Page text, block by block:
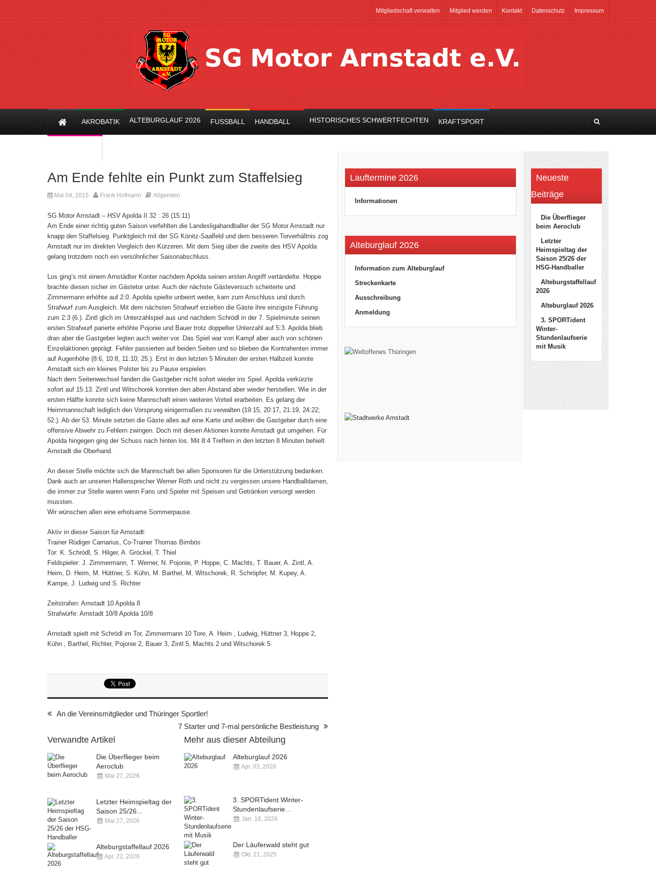
Mitgliedschaft verwalten Mitglied werden Kontakt Datenschutz Impressum
AKROBATIK ALTEBURGLAUF 2026 FUSSBALL HANDBALL HISTORISCHES SCHWERTFECHTEN KRAFTSPORT
Am Ende fehlte ein Punkt zum Staffelsieg
Mai 04, 2015 Frank Hofmann Allgemein
SG Motor Arnstadt – HSV Apolda II 32 : 26 (15:11)
Am Ende einer richtig guten Saison verfehlten die Landesligahandballer der SG Motor Arnstadt nur
knapp den Staffelsieg. Punktgleich mit der SG Könitz-Saalfeld und dem besseren Torverhältnis zog
Arnstadt nur im direkten Vergleich den Kürzeren. Mit dem Sieg über die zweite des HSV Apolda
gelang trotzdem noch ein versöhnlicher Saisonabschluss.
Los ging’s mit einem Arnstädter Konter nachdem Apolda seinen ersten Angriff vertändelte. Hoppe
brachte diesen sicher im Gästetor unter. Auch der nächste Gästeversuch scheiterte und
Zimmermann erhöhte auf 2:0. Apolda spielte unbeirrt weiter, kam zum Anschluss und durch
Strafwurf zum Ausgleich. Mit dem nächsten Strafwurf erzielten die Gäste ihre einzigste Führung
zum 2:3 (6.). Zintl glich im Unterzahlspiel aus und nachdem Schrödl in der 7. Spielminute seinen
ersten Strafwurf parierte erhöhte Pojonie und Bauer trotz doppelter Unterzahl auf 5:3. Apolda blieb
dran aber die Gastgeber legten auch weiter vor. Das Spiel war von Kampf aber auch von schönen
Einzelaktionen geprägt. Fehler passierten auf beiden Seiten und so blieben die Kontrahenten immer
auf Augenhöhe (8:6, 10:8, 11:10; 25.). Erst in den letzten 5 Minuten der ersten Halbzeit konnte
Arnstadt sich ein kleines Polster bis zu Pause erspielen.
Nach dem Seitenwechsel fanden die Gastgeber nicht sofort wieder ins Spiel. Apolda verkürzte
sofort auf 15:13. Zintl und Witschorek konnten den alten Abstand aber wieder herstellen. Wie in der
ersten Hälfte konnte sich keine Mannschaft einen weiteren Vorteil erarbeiten. Es gelang der
Heimmannschaft lediglich den Vorsprung einigermaßen zu verwalten (19:15, 20:17, 21:19, 24:22;
52.). Ab der 53. Minute setzten die Gäste alles auf eine Karte und wollten die Gastgeber durch eine
offensive Abwehr zu Fehlern zwingen. Doch mit diesen Aktionen konnte Arnstadt gut umgehen. Für
Apolda hingegen ging der Schuss nach hinten los. Mit 8:4 Treffern in den letzten 8 Minuten behielt
Arnstadt die Oberhand.
An dieser Stelle möchte sich die Mannschaft bei allen Sponsoren für die Unterstützung bedanken.
Dank auch an unseren Hallensprecher Werner Roth und nicht zu vergessen unsere Handballdamen,
die immer zur Stelle waren wenn Fans und Spieler mit Speisen und Getränken versorgt werden
mussten.
Wir wünschen allen eine erholsame Sommerpause.
Aktiv in dieser Saison für Arnstadt:
Trainer Rüdiger Carnarius, Co-Trainer Thomas Bimbös
Tor: K. Schrödl, S. Hilger, A. Gröckel, T. Thiel
Feldspieler: J. Zimmermann, T. Werner, N. Pojonie, P. Hoppe, C. Machts, T. Bauer, A. Zintl, A.
Heim, D. Heim, M. Hüttner, S. Kühn, M. Barthel, M. Witschorek, R. Schröpfer, M. Kupey, A.
Kampe, J. Ludwig und S. Richter
Zeitstrafen: Arnstadt 10 Apolda 8
Strafwürfe: Arnstadt 10/8 Apolda 10/8
Arnstadt spielt mit Schrödl im Tor, Zimmermann 10 Tore, A. Heim , Ludwig, Hüttner 3, Hoppe 2,
Kühn , Barthel, Richter, Pojonie 2, Bauer 3, Zintl 5, Machts 2 und Witschorek 5
An die Vereinsmitglieder und Thüringer Sportler!
7 Starter und 7-mal persönliche Bestleistung
Verwandte Artikel
Die Überflieger beim
Aeroclub
Mai 27, 2026
Letzter Heimspieltag der
Saison 25/26...
Mai 27, 2026
Alteburgstaffellauf 2026
Apr. 22, 2026
Mehr aus dieser Abteilung
Alteburglauf 2026
Apr. 03, 2026
3. SPORTident Winter-
Stundenlaufserie...
Jan. 16, 2026
Der Läuferwald steht gut
Okt. 21, 2025
Lauftermine 2026
Informationen
Alteburglauf 2026
Information zum Alteburglauf
Streckenkarte
Ausschreibung
Anmeldung
Neueste
Beiträge
Die Überflieger
beim Aeroclub
Letzter
Heimspieltag der
Saison 25/26 der
HSG-Handballer
Alteburgstaffellauf
2026
Alteburglauf 2026
3. SPORTident
Winter-
Stundenlaufserie
mit Musik